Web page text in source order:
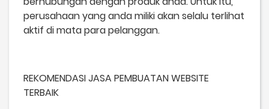
perusahaan yang anda miliki akan selalu terlihat
aktif di mata para pelanggan.
REKOMENDASI JASA PEMBUATAN WEBSITE
TERBAIK